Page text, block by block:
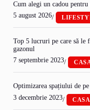
Cum alegi un cadou
5 august 2026/
Top 5 lucruri pe care să le
gazonul
7 septembrie 2023/
Optimizarea spațiului de
3 decembrie 2023/